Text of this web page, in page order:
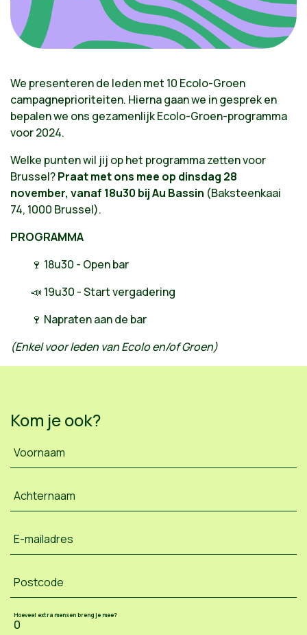
We presenteren de leden met 10 Ecolo-Groen
campagneprioriteiten. Hierna gaan we in gesprek en
bepalen we ons gezamenlijk Ecolo-Groen-programma
voor 2024.
Welke punten wil jij op het programma zetten voor
Brussel?Praat met ons mee op dinsdag 28
november, vanaf 18u30 bij Au Bassin (Baksteenkaai
74, 1000 Brussel).
PROGRAMMA
🍷 18u30 - Open bar
📣 19u30 - Start vergadering
🍷 Napraten aan de bar
(Enkel voor leden van Ecolo en/of Groen)
Kom je ook?
Voornaam
Achternaam
E-mailadres
Postcode
Hoeveel extra mensen breng je mee?